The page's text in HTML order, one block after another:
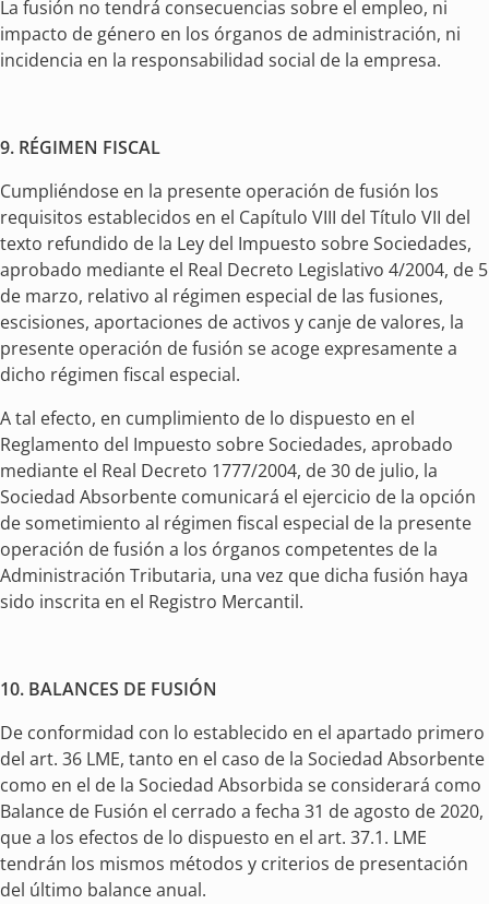
La fusión no tendrá consecuencias sobre el empleo, ni
impacto de género en los órganos de administración, ni
incidencia en la responsabilidad social de la empresa.
9. RÉGIMEN FISCAL
Cumpliéndose en la presente operación de fusión los
requisitos establecidos en el Capítulo VIII del Título VII del
texto refundido de la Ley del Impuesto sobre Sociedades,
aprobado mediante el Real Decreto Legislativo 4/2004, de 5
de marzo, relativo al régimen especial de las fusiones,
escisiones, aportaciones de activos y canje de valores, la
presente operación de fusión se acoge expresamente a
dicho régimen fiscal especial.
A tal efecto, en cumplimiento de lo dispuesto en el
Reglamento del Impuesto sobre Sociedades, aprobado
mediante el Real Decreto 1777/2004, de 30 de julio, la
Sociedad Absorbente comunicará el ejercicio de la opción
de sometimiento al régimen fiscal especial de la presente
operación de fusión a los órganos competentes de la
Administración Tributaria, una vez que dicha fusión haya
sido inscrita en el Registro Mercantil.
10. BALANCES DE FUSIÓN
De conformidad con lo establecido en el apartado primero
del art. 36 LME, tanto en el caso de la Sociedad Absorbente
como en el de la Sociedad Absorbida se considerará como
Balance de Fusión el cerrado a fecha 31 de agosto de 2020,
que a los efectos de lo dispuesto en el art. 37.1. LME
tendrán los mismos métodos y criterios de presentación
del último balance anual.